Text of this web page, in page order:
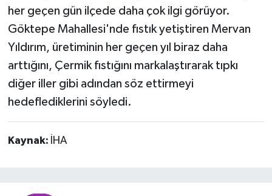
her geçen gün ilçede daha çok ilgi görüyor.
Göktepe Mahallesi'nde fıstık yetiştiren Mervan
Yıldırım, üretiminin her geçen yıl biraz daha
arttığını, Çermik fıstığını markalaştırarak tıpkı
diğer iller gibi adından söz ettirmeyi
hedeflediklerini söyledi.
Kaynak: İHA